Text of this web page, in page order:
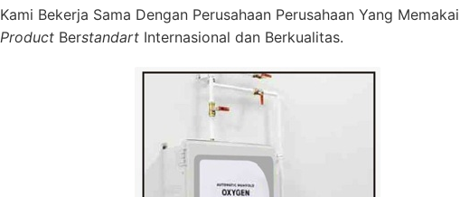
Kami Bekerja Sama Dengan Perusahaan Perusahaan Yang Memakai
Product Berstandart Internasional dan Berkualitas.